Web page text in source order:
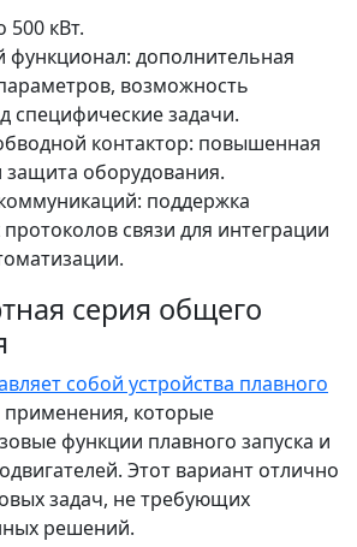
кВт.
дополнительная
возможность
специфические задачи.
контактор: повышенная
защита оборудования.
поддержка
связи для интеграции
серия общего
собой устройства плавного
которые
функции плавного запуска и
Этот вариант отлично
задач, не требующих
решений.